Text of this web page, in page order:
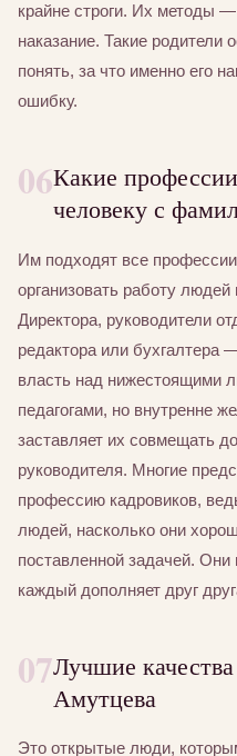
крайне строги. Их методы
наказание. Такие родители
понять, за что именно его
ошибку.
06Какие
человеку с
Им подходят все
организовать работу
Директора, руководители
редактора или бухгалтера
власть над нижестоящими
педагогами, но внутренне
заставляет их совмещать
руководителя. Многие
профессию кадровиков,
людей, насколько они
поставленной задачей. Они
каждый дополняет друг
07Лучшие
Амутцева
Это открытые люди,